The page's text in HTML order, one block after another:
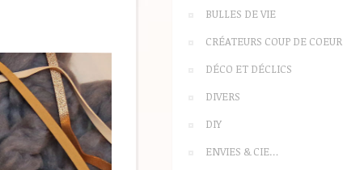
BULLES DE VIE
CRÉATEURS COUP DE COEUR
DÉCO ET DÉCLICS
DIVERS
DIY
ENVIES & CIE…